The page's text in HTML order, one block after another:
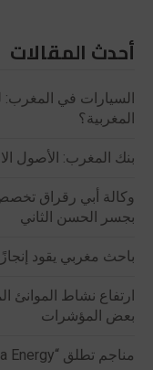
أحدث المقالات
السيارات في المغرب:
المغربية؟
بنك المغرب: الأصول
بجسر الحسن الثاني
باحث مغربي يقود
ارتفاع نشاط الموانئ
بعض المؤشرات
مناجم تطلق “Mana Energy” لتطوير الطاقة